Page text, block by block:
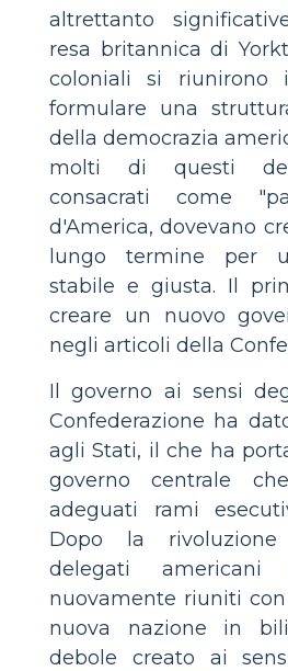
altrettanto
resa britannica di
coloniali si riunirono
formulare una
della democrazia
molti di questi
consacrati come
d'America, dovevano
lungo termine per
stabile e giusta. Il
creare un nuovo
negli articoli della
Il governo ai sensi
Confederazione ha
agli Stati, il che ha
governo centrale
adeguati rami
Dopo la
delegati americani
nuovamente riuniti
nuova nazione in
debole creato ai